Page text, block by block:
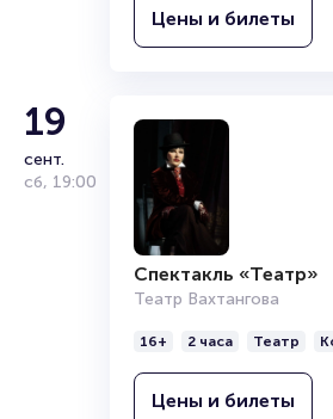
Цены и билеты
19
сент.
сб, 19:00
Спектакль «Театр»
Театр Вахтангова
16+ 2 часа Театр
Цены и билеты